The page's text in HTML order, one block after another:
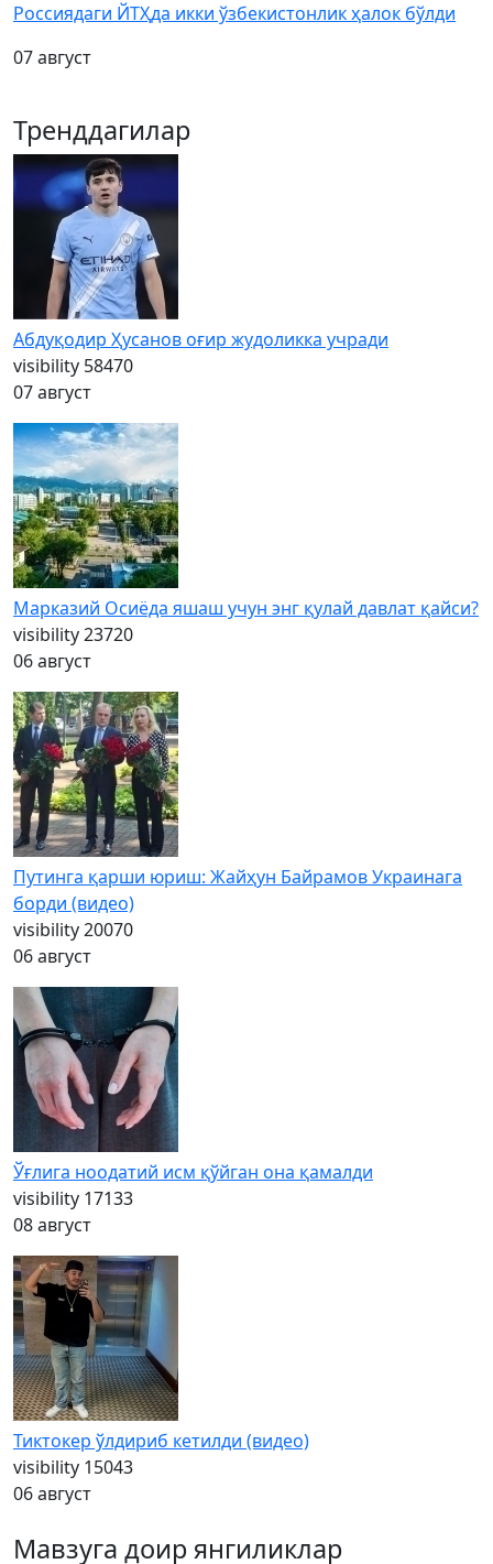
Россиядаги ЙТҲда икки ўзбекистонлик ҳалок бўлди
07 август
Тренддагилар
Абдуқодир Ҳусанов оғир жудоликка учради
visibility 58470
07 август
Марказий Осиёда яшаш учун энг қулай давлат қайси?
visibility23720
06 август
Путинга қарши юриш: Жайҳун Байрамов Украинага
борди (видео)
visibility20070
06 август
Ўғлига ноодатий исм қўйган она қамалди
visibility 17133
08 август
Тиктокер ўлдириб кетилди (видео)
visibility 15043
06 август
Мавзуга доир янгиликлар